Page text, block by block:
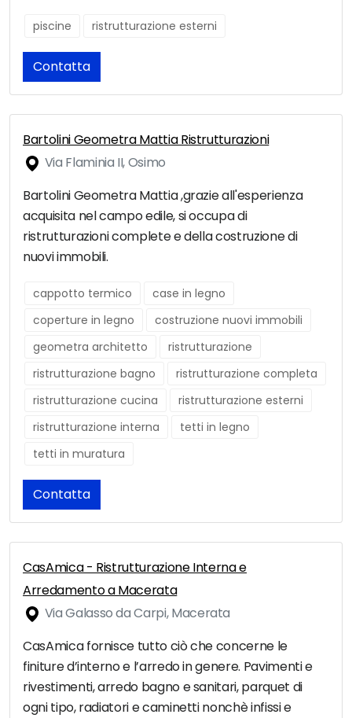
piscine ristrutturazione esterni
Contatta
Bartolini Geometra Mattia Ristrutturazioni
Via Flaminia II, Osimo
Bartolini Geometra Mattia ,grazie all'esperienza
acquisita nel campo edile, si occupa di
ristrutturazioni complete e della costruzione di
nuovi immobili.
cappotto termico
case in legno
coperture in legno
costruzione nuovi immobili
geometra architetto
ristrutturazione
ristrutturazione bagno
ristrutturazione completa
ristrutturazione cucina
ristrutturazione esterni
ristrutturazione interna
tetti in legno
tetti in muratura
Contatta
CasAmica - Ristrutturazione Interna e
Arredamento a Macerata
Via Galasso da Carpi, Macerata
CasAmica fornisce tutto ciò che concerne le
finiture d’interno e l’arredo in genere. Pavimenti e
rivestimenti, arredo bagno e sanitari, parquet di
ogni tipo, radiatori e caminetti nonchè infissi e